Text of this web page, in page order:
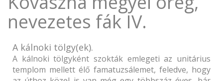
nevezetes fák IV.
A kálnoki tölgy(ek).
A kálnoki tölgyként szokták emlegeti az unitárius
templom mellett élő famatuzsálemet, feledve, hogy